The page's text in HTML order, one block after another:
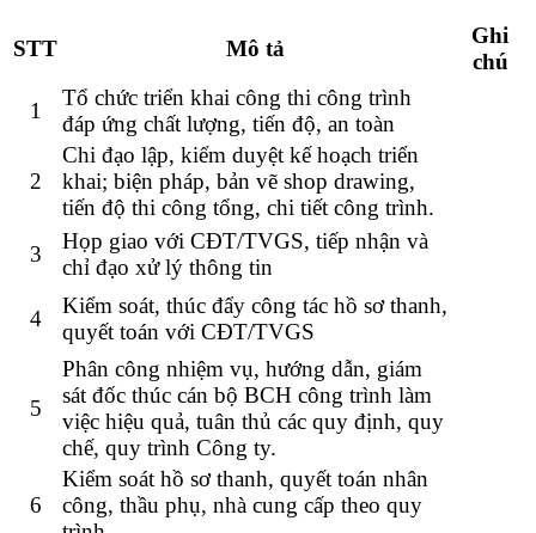
STT Mô tả
Ghi
chú
1
Tổ chức triển khai công thi công trình
đáp ứng chất lượng, tiến độ, an toàn
2
Chi đạo lập, kiểm duyệt kế hoạch triển
khai; biện pháp, bản vẽ shop drawing,
tiến độ thi công tổng, chi tiết công trình.
3
Họp giao với CĐT/TVGS, tiếp nhận và
chỉ đạo xử lý thông tin
4
Kiểm soát, thúc đẩy công tác hồ sơ thanh,
quyết toán với CĐT/TVGS
5
Phân công nhiệm vụ, hướng dẫn, giám
sát đốc thúc cán bộ BCH công trình làm
việc hiệu quả, tuân thủ các quy định, quy
chế, quy trình Công ty.
6
Kiểm soát hồ sơ thanh, quyết toán nhân
công, thầu phụ, nhà cung cấp theo quy